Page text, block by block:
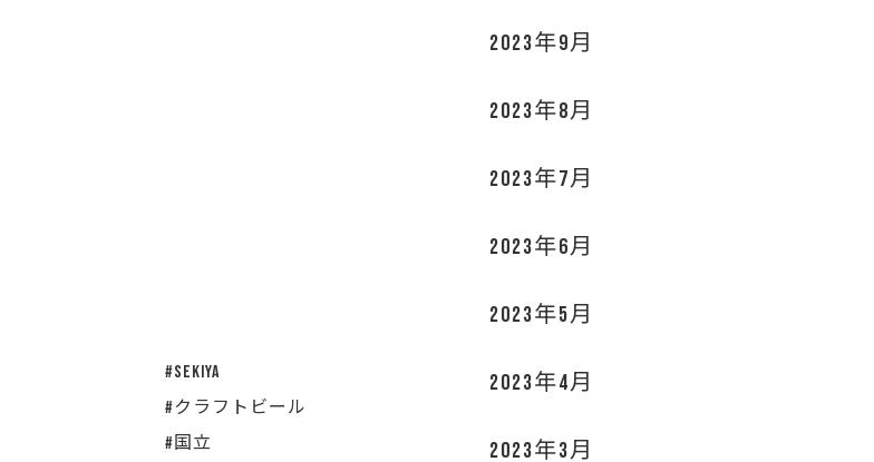
#sekiya
#クラフトビール
#国立
2023年9月
2023年8月
2023年7月
2023年6月
2023年5月
2023年4月
2023年3月